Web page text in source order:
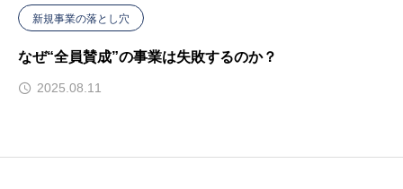
新規事業の落とし穴
なぜ“全員賛成”の事業は失敗するのか？
2025.08.11